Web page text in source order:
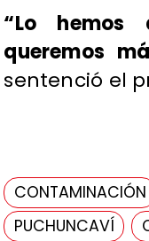
“Lo
queremos
sentenció el
CONTAMINACIÓN
PUCHUNCAVÍ